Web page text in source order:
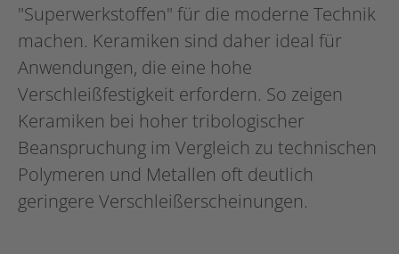
"Superwerkstoffen" für die moderne Technik
machen. Keramiken sind daher ideal für
Anwendungen, die eine hohe
Verschleißfestigkeit erfordern. So zeigen
Keramiken bei hoher tribologischer
Beanspruchung im Vergleich zu technischen
Polymeren und Metallen oft deutlich
geringere Verschleißerscheinungen.